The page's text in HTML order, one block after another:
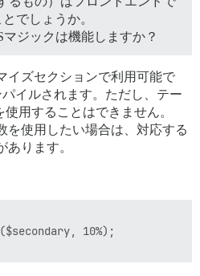
でしょうか。
マジックは機能しますか？
イズセクションで利用可能で
イルされます。ただし、テー
用することはできません。
を使用したい場合は、対応する
あります。
10%);